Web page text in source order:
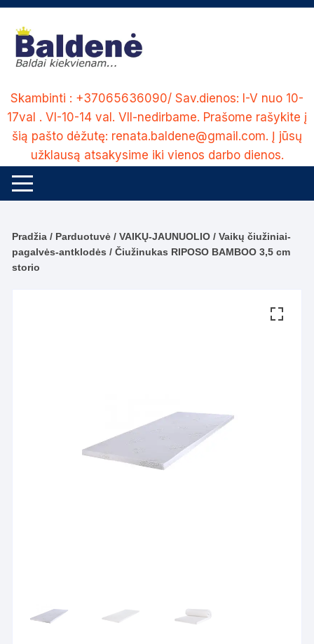
Skip
content
Skambinti : +37065636090/ Sav.dienos: I-V nuo 10-
17val . VI-10-14 val. VII-nedirbame. Prašome rašykite į
šią pašto dėžutę: renata.baldene@gmail.com. Į jūsų
užklausą atsakysime iki vienos darbo dienos.
Pradžia / Parduotuvė /VAIKŲ-JAUNUOLIO /Vaikų čiužiniai-
pagalvės-antklodės / Čiužinukas RIPOSO BAMBOO 3,5 сm
storio